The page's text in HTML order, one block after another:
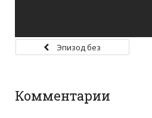
Эпизод без
Комментарии